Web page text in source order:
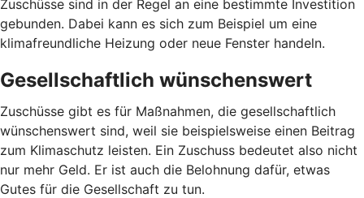
Zuschüsse sind in der Regel an eine bestimmte Investition
gebunden. Dabei kann es sich zum Beispiel um eine
klimafreundliche Heizung oder neue Fenster handeln.
Gesellschaftlich wünschenswert
Zuschüsse gibt es für Maßnahmen, die gesellschaftlich
wünschenswert sind, weil sie beispielsweise einen Beitrag
zum Klimaschutz leisten. Ein Zuschuss bedeutet also nicht
nur mehr Geld. Er ist auch die Belohnung dafür, etwas
Gutes für die Gesellschaft zu tun.